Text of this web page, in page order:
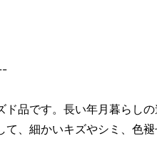
品です。長い年月暮らしの
て、細かいキズやシミ、色